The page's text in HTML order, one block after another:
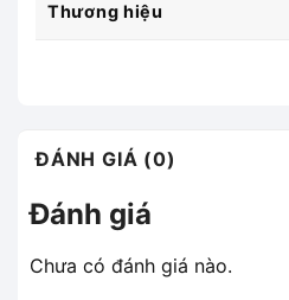
Thương hiệu
ĐÁNH GIÁ (0)
Đánh giá
Chưa có đánh giá nào.